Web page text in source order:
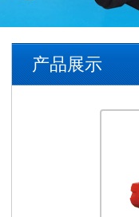
产品展示